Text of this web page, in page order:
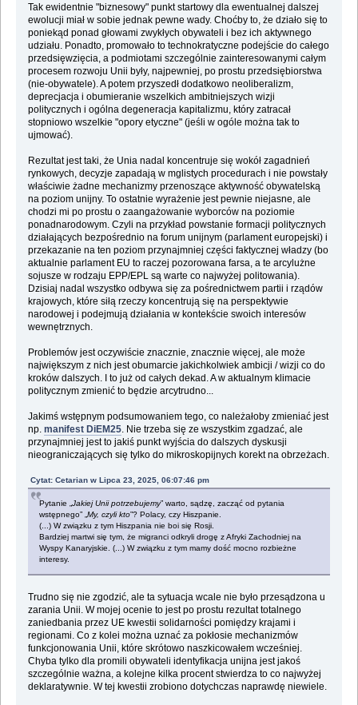
Tak ewidentnie "biznesowy" punkt startowy dla ewentualnej dalszej
ewolucji miał w sobie jednak pewne wady. Choćby to, że działo się to
poniekąd ponad głowami zwykłych obywateli i bez ich aktywnego
udziału. Ponadto, promowało to technokratyczne podejście do całego
przedsięwzięcia, a podmiotami szczególnie zainteresowanymi całym
procesem rozwoju Unii były, najpewniej, po prostu przedsiębiorstwa
(nie-obywatele). A potem przyszedł dodatkowo neoliberalizm,
deprecjacja i obumieranie wszelkich ambitniejszych wizji
politycznych i ogólna degeneracja kapitalizmu, który zatracał
stopniowo wszelkie "opory etyczne" (jeśli w ogóle można tak to
ujmować).
Rezultat jest taki, że Unia nadal koncentruje się wokół zagadnień
rynkowych, decyzje zapadają w mglistych procedurach i nie powstały
właściwie żadne mechanizmy przenoszące aktywność obywatelską
na poziom unijny. To ostatnie wyrażenie jest pewnie niejasne, ale
chodzi mi po prostu o zaangażowanie wyborców na poziomie
ponadnarodowym. Czyli na przykład powstanie formacji politycznych
działających bezpośrednio na forum unijnym (parlament europejski) i
przekazanie na ten poziom przynajmniej części faktycznej władzy (bo
aktualnie parlament EU to raczej pozorowana farsa, a te arcylużne
sojusze w rodzaju EPP/EPL są warte co najwyżej politowania).
Dzisiaj nadal wszystko odbywa się za pośrednictwem partii i rządów
krajowych, które siłą rzeczy koncentrują się na perspektywie
narodowej i podejmują działania w kontekście swoich interesów
wewnętrznych.
Problemów jest oczywiście znacznie, znacznie więcej, ale może
największym z nich jest obumarcie jakichkolwiek ambicji / wizji co do
kroków dalszych. I to już od całych dekad. A w aktualnym klimacie
politycznym zmienić to będzie arcytrudno...
Jakimś wstępnym podsumowaniem tego, co należałoby zmieniać jest
np. manifest DiEM25. Nie trzeba się ze wszystkim zgadzać, ale
przynajmniej jest to jakiś punkt wyjścia do dalszych dyskusji
nieograniczających się tylko do mikroskopijnych korekt na obrzeżach.
Cytat: Cetarian w Lipca 23, 2025, 06:07:46 pm
Pytanie „ Jakiej Unii potrzebujemy” warto, sądzę, zacząć od pytania
wstępnego” „ My, czyli kto”? Polacy, czy Hiszpanie.
(...) W związku z tym Hiszpania nie boi się Rosji.
Bardziej martwi się tym, że migranci odkryli drogę z Afryki Zachodniej na
Wyspy Kanaryjskie. (...) W związku z tym mamy dość mocno rozbieżne
interesy.
Trudno się nie zgodzić, ale ta sytuacja wcale nie było przesądzona u
zarania Unii. W mojej ocenie to jest po prostu rezultat totalnego
zaniedbania przez UE kwestii solidarności pomiędzy krajami i
regionami. Co z kolei można uznać za pokłosie mechanizmów
funkcjonowania Unii, które skrótowo naszkicowałem wcześniej.
Chyba tylko dla promili obywateli identyfikacja unijna jest jakoś
szczególnie ważna, a kolejne kilka procent stwierdza to co najwyżej
deklaratywnie. W tej kwestii zrobiono dotychczas naprawdę niewiele.